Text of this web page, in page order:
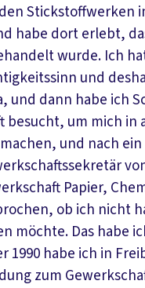
Stickstoffwerken
habe dort erlebt,
wurde. Ich
und
und dann habe ich
besucht, um mich
und nach
Papier,
ob ich nicht
möchte. Das habe
1990 habe ich in
zum